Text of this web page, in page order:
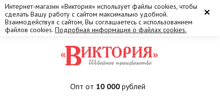
×
Интернет-магазин «Виктория» использует файлы cookies, чтобы
сделать Вашу работу с сайтом максимально удобной.
Взаимодействуя с сайтом, Вы соглашаетесь с использованием
файлов cookies. Подробная информация о файлах cookies.
Опт от 10 000рублей